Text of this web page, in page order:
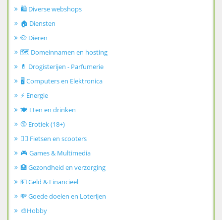
🛍️ Diverse webshops
🏠 Diensten
🐶 Dieren
🗺️ Domeinnamen en hosting
💊 Drogisterijen - Parfumerie
🖥️ Computers en Elektronica
⚡ Energie
🍽️ Eten en drinken
🔞 Erotiek (18+)
🚴‍♂️ Fietsen en scooters
🎮 Games & Multimedia
🏥 Gezondheid en verzorging
💵 Geld & Financieel
💸 Goede doelen en Loterijen
🎨Hobby